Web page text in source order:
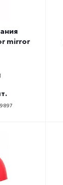
mirror